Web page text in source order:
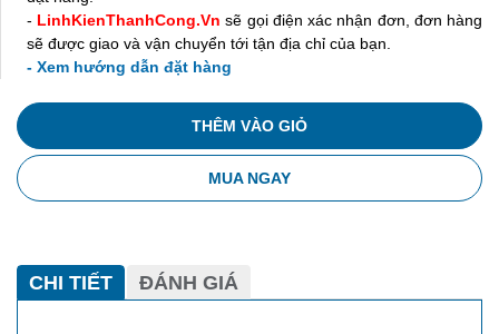
- LinhKienThanhCong.Vn sẽ gọi điện xác nhận đơn, đơn hàng
sẽ được giao và vận chuyển tới tận địa chỉ của bạn.
- Xem hướng dẫn đặt hàng
THÊM VÀO GIỎ
MUA NGAY
CHI TIẾT ĐÁNH GIÁ